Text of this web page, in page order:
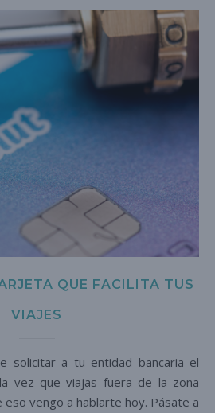
QUE FACILITA TUS
VIAJES
vez que viajas fuera de la zona
vengo a hablarte hoy. Pásate a